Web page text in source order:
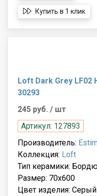
Купить в 1 клик
Loft Dark Grey LF02
30293
245 руб. / шт
Артикул: 127893
Производитель:
Коллекция: Loft
Тип керамики:
Размер: 70x600
Цвет изделия: Серый